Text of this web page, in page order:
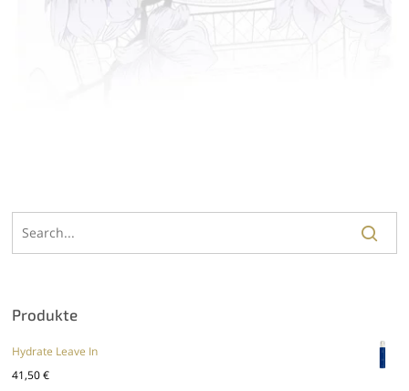
Produkte
Hydrate Leave In
41,50€